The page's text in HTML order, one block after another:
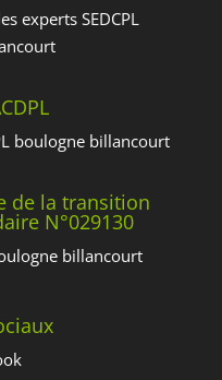
de la transition
N°029130